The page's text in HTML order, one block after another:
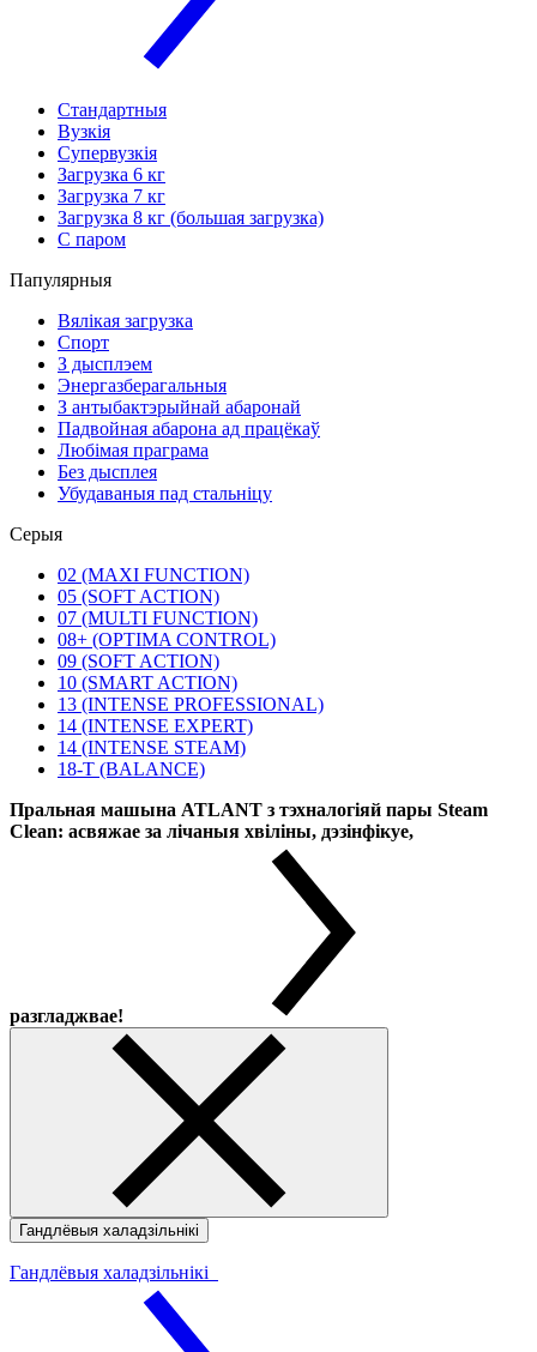
Стандартныя
Вузкія
Супервузкія
Загрузка 6 кг
Загрузка 7 кг
Загрузка 8 кг (большая загрузка)
С паром
Папулярныя
Вялікая загрузка
Спорт
З дысплэем
Энергазберагальныя
З антыбактэрыйнай абаронай
Падвойная абарона ад працёкаў
Любімая праграма
Без дысплея
Убудаваныя пад стальніцу
Серыя
02 (MAXI FUNCTION)
05 (SOFT ACTION)
07 (MULTI FUNCTION)
08+ (OPTIMA CONTROL)
09 (SOFT ACTION)
10 (SMART ACTION)
13 (INTENSE PROFESSIONAL)
14 (INTENSE EXPERT)
14 (INTENSE STEAM)
18-T (BALANCE)
Пральная машына ATLANT з тэхналогіяй пары Steam
Clean: асвяжае за лічаныя хвіліны, дэзінфікуе,
разгладжвае!
Гандлёвыя халадзільнікі
Гандлёвыя халадзільнікі